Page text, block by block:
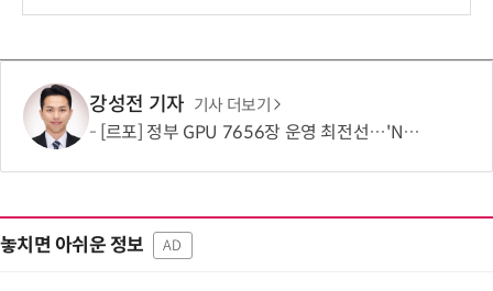
보
강성전 기자 기사 더보기
[르포] 정부 GPU 7656장 운영 최전선…'NHN 팩토리X' 가보니
놓치면 아쉬운 정보 AD